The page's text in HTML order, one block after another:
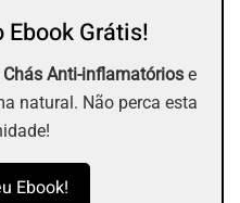
Grátis!
Chás Anti-inflamatórios e
natural. Não perca esta
Ebook!